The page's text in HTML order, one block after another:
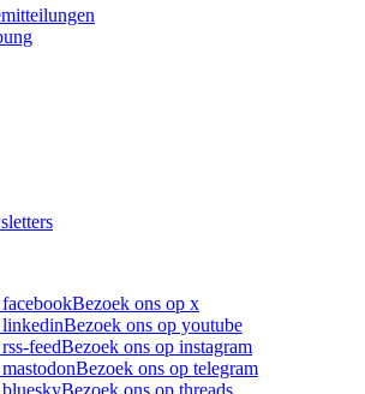
Bezoek ons op x
Bezoek ons op youtube
feedBezoek ons op instagram
Bezoek ons op telegram
Bezoek ons op threads